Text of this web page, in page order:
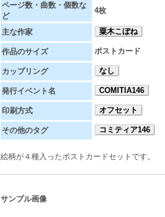
ページ数・曲数・個数な
ど
4枚
主な作家 粟木こぼね
作品のサイズ ポストカード
カップリング なし
発行イベント名 COMITIA146
印刷方式 オフセット
その他のタグ コミティア146
絵柄が４種入ったポストカードセットです。
サンプル画像